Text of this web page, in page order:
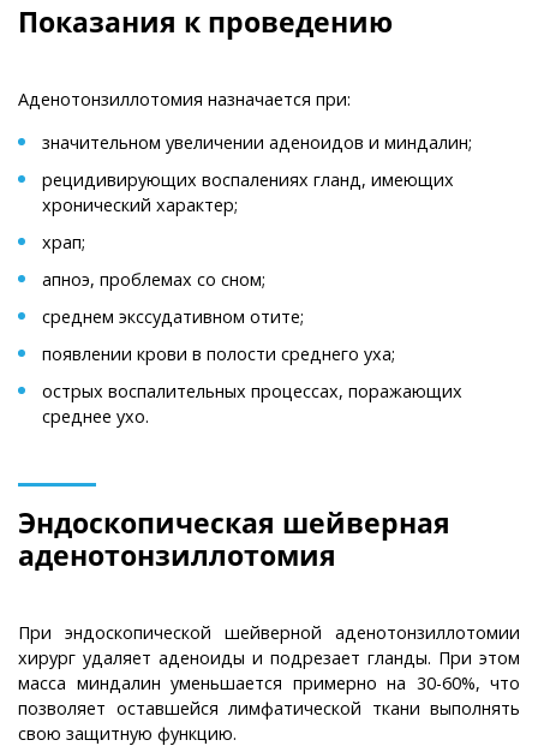
Показания к проведению
Аденотонзиллотомия назначается при:
значительном увеличении аденоидов и миндалин;
рецидивирующих воспалениях гланд, имеющих
хронический характер;
храп;
апноэ, проблемах со сном;
среднем экссудативном отите;
появлении крови в полости среднего уха;
острых воспалительных процессах, поражающих
среднее ухо.
Эндоскопическая шейверная
аденотонзиллотомия
При эндоскопической шейверной аденотонзиллотомии
хирург удаляет аденоиды и подрезает гланды. При этом
масса миндалин уменьшается примерно на 30-60%, что
позволяет оставшейся лимфатической ткани выполнять
свою защитную функцию.